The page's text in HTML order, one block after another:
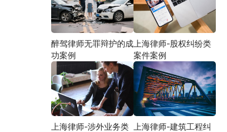
醉驾律师无罪辩护的成
功案例
上海律师-股权纠纷类
案件案例
上海律师-涉外业务类
上海律师-建筑工程纠